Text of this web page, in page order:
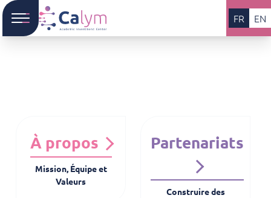
FR EN
À propos
Mission, Équipe et
Valeurs
Partenariats
Construire des